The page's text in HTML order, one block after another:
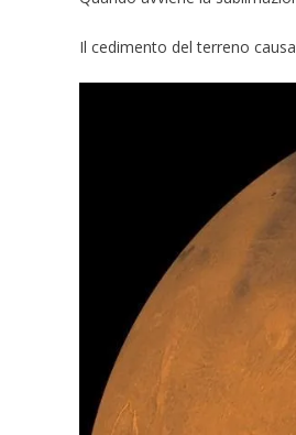
Il cedimento del terreno